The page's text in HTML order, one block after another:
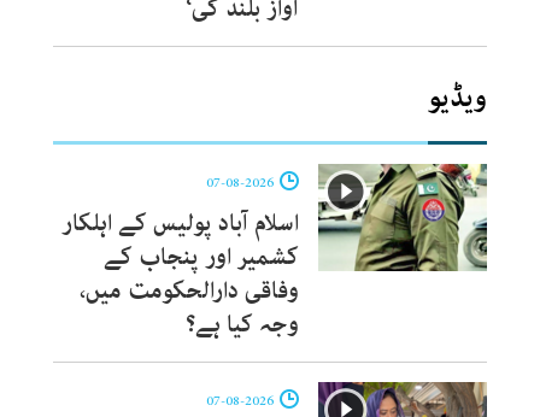
آواز بلند کی‘
ویڈیو
اسلام آباد پولیس کے اہلکار
کشمیر اور پنجاب کے
وفاقی دارالحکومت میں،
وجہ کیا ہے؟